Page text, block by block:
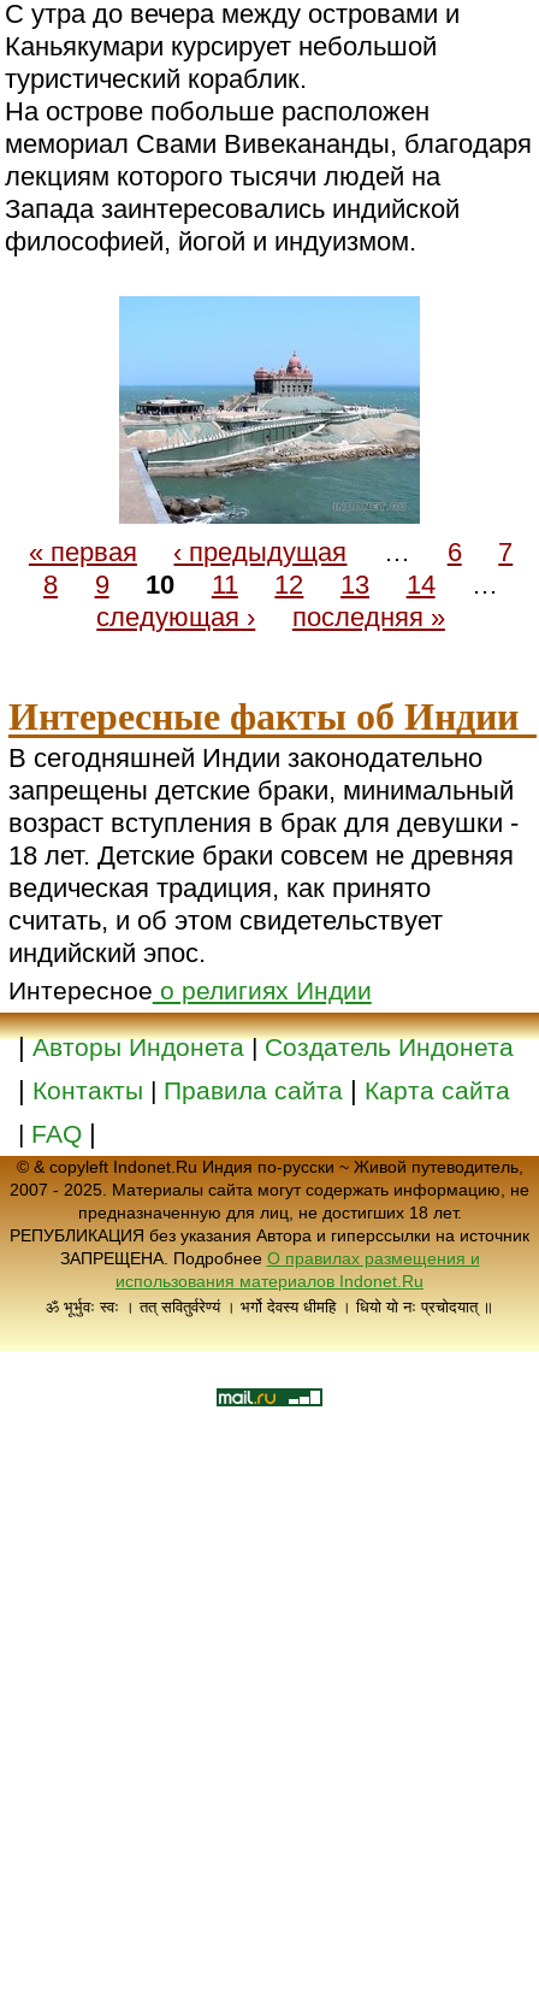
С утра до вечера между островами и
Каньякумари курсирует небольшой
туристический кораблик.
На острове побольше расположен
мемориал Свами Вивекананды, благодаря
лекциям которого тысячи людей на
Запада заинтересовались индийской
философией, йогой и индуизмом.
« первая ‹ предыдущая … 6
7
8
9 10 11 12 13 14
…
следующая ›
последняя »
Интересные факты об Индии
В сегодняшней Индии законодательно
запрещены детские браки, минимальный
возраст вступления в брак для девушки -
18 лет. Детские браки совсем не древняя
ведическая традиция, как принято
считать, и об этом свидетельствует
индийский эпос.
Интересное о религиях Индии
|Авторы Индонета|Создатель Индонета
| Контакты | Правила сайта | Карта сайта
| FAQ |
© & copyleft Indonet.Ru Индия по-русски ~ Живой путеводитель,
2007 - 2025. Материалы сайта могут содержать информацию, не
предназначенную для лиц, не достигших 18 лет.
РЕПУБЛИКАЦИЯ без указания Автора и гиперссылки на источник
ЗАПРЕЩЕНА. Подробнее О правилах размещения и
использования материалов Indonet.Ru
ॐ भूर्भुवः स्वः । तत् सवितुर्वरेण्यं । भर्गो देवस्य धीमहि । धियो यो नः प्रचोदयात् ॥